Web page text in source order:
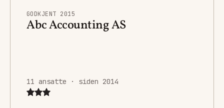
GODKJENT 2015
Abc Accounting AS
11 ansatte · siden 2014